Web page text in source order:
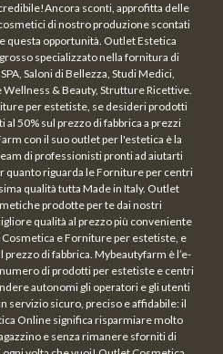
sconti, approfitta delle
di nostro produzione scontati
questa opportunità. Outlet Estetica
specializzato nella fornitura di
Saloni di Bellezza, Studi Medici,
& Beauty, Strutture Ricettive.
per estetiste, se desideri prodotti
50% sul prezzo di fabbrica a prezzi
con il suo outlet per l'estetica è la
di professionisti pronti ad aiutarti
quanto riguarda le Forniture per centri
qualità tutta Made in Italy. Outlet
prodotte per te dai nostri
qualità al prezzo più conveniente
e Forniture per estetiste, e
di fabbrica. Mybeautyfarm è l’e-
di prodotti per estetiste e centri
autonomi gli operatori e gli utenti
servizio sicuro, preciso e affidabile: il
Online significa risparmiare molto
e senza rimanere sforniti di